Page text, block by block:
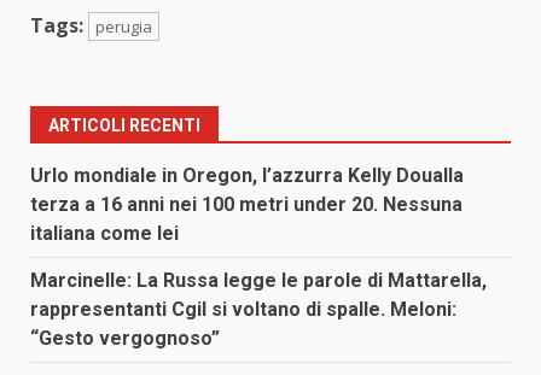
Tags: perugia
ARTICOLI RECENTI
Urlo mondiale in Oregon, l’azzurra Kelly Doualla
terza a 16 anni nei 100 metri under 20. Nessuna
italiana come lei
Marcinelle: La Russa legge le parole di Mattarella,
rappresentanti Cgil si voltano di spalle. Meloni:
“Gesto vergognoso”